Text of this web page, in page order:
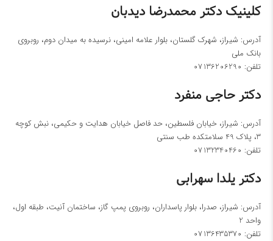
کلینیک ​دکتر محمدرضا دیدبان
آدرس: شیراز، شهرک گلستان، بلوار علامه امینی، نرسیده به میدان دوم، روبروی
بانک ملی
تلفن: 07136206290
دکتر حاجی منفرد
آدرس: شیراز، خیابان فلسطین، حد فاصل خیابان هدایت و حکیمی، نبش کوچه
3، پلاک 49 سلامتکده طب سنتی
تلفن: 07132340460
دکتر یلدا سهرابی
آدرس: شیراز، صدرا، بلوار پاسداران، روبروی پمپ گاز، ساختمان آنیت، طبقه اول،
واحد 2
تلفن: 07136435370